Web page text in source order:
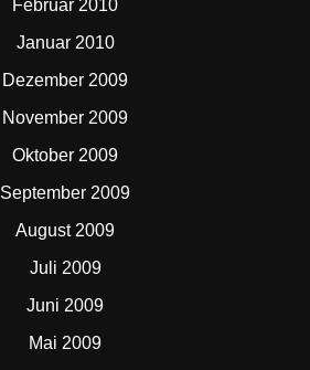
Februar 2010
Januar 2010
Dezember 2009
November 2009
Oktober 2009
September 2009
August 2009
Juli 2009
Juni 2009
Mai 2009